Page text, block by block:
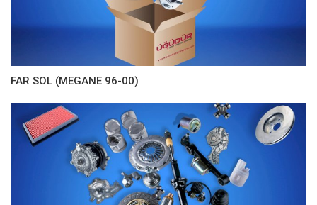
FAR SOL (MEGANE 96-00)